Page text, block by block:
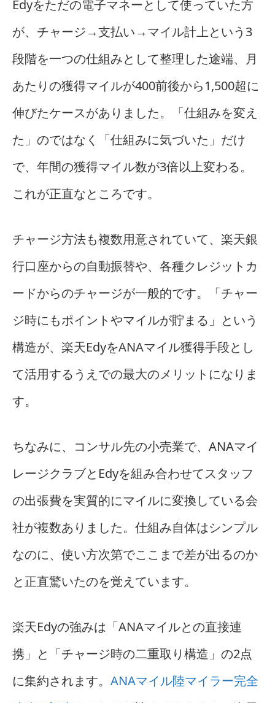
Edyをただの電子マネーとして使っていた方
が、チャージ→支払い→マイル計上という3
段階を一つの仕組みとして整理した途端、月
あたりの獲得マイルが400前後から1,500超に
伸びたケースがありました。「仕組みを変え
た」のではなく「仕組みに気づいた」だけ
で、年間の獲得マイル数が3倍以上変わる。
これが正直なところです。
チャージ方法も複数用意されていて、楽天銀
行口座からの自動振替や、各種クレジットカ
ードからのチャージが一般的です。「チャー
ジ時にもポイントやマイルが貯まる」という
構造が、楽天EdyをANAマイル獲得手段とし
て活用するうえでの最大のメリットになりま
す。
ちなみに、コンサル先の小売業で、ANAマイ
レージクラブとEdyを組み合わせてスタッフ
の出張費を実質的にマイルに変換している会
社が複数ありました。仕組み自体はシンプル
なのに、使い方次第でここまで差が出るのか
と正直驚いたのを覚えています。
楽天Edyの強みは「ANAマイルとの直接連
携」と「チャージ時の二重取り構造」の2点
に集約されます。 ANAマイル陸マイラー完全